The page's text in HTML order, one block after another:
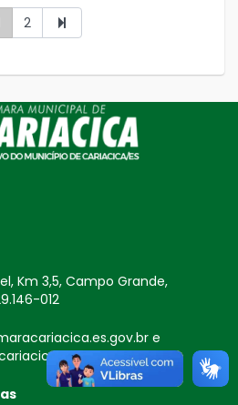
2
Km 3,5, Campo Grande,
012
e